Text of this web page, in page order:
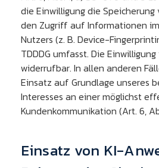
die Einwilligung die Speicherung
den Zugriff auf Informationen
Nutzers (z. B. Device-
TDDDG umfasst. Die
widerrufbar. In allen anderen
Einsatz auf Grundlage unseres
Interesses an einer möglichst
Kundenkommunikation (Art. 6,
Einsatz von KI-